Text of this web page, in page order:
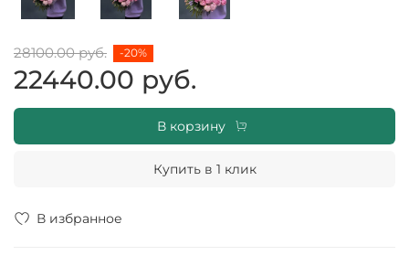
В избранное
28100.00 руб.
22440.00 руб.
-20%
В корзину
Купить в 1 клик